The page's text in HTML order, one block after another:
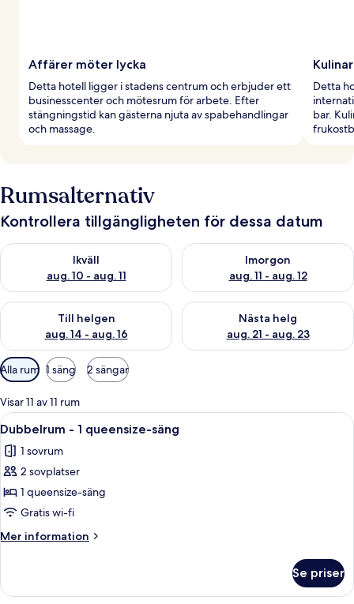
Affärer möter lycka
Detta hotell ligger i stadens centrum och erbjuder ett
businesscenter och mötesrum för arbete. Efter
stängningstid kan gästerna njuta av spabehandlingar
och massage.
Detta
bar.
Rumsalternativ
Kontrollera tillgängligheten för dessa datum
Ikväll
aug. 10 - aug. 11
Kontrollera tillgängligheten för ikväll aug. 10 - aug. 11
Imorgon
aug. 11 - aug. 12
Kontrollera tillgängligheten
Till helgen
aug. 14 - aug. 16
Kontrollera tillgängligheten för den här helgen aug. 14 - aug.
Nästa helg
aug. 21 - aug. 23
Kontrollera tillgängligheten
Tillgängliga
filter
för
rum
Alla rum 1 säng 2 sängar
Visar 11 av 11 rum
Öppna
alla
foton
för
Dubbelrum
-
1
queensize-
Ett hotellrum med en stor säng, ett
4
Dubbelrum - 1 queensize-säng
1 sovrum
2 sovplatser
1 queensize-säng
Gratis wi-fi
Mer information
Mer
-
Se priser